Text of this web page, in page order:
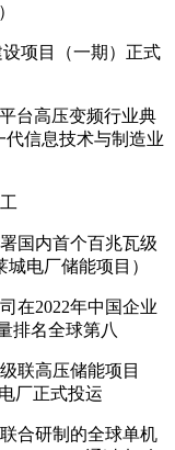
项目（一期）正式
台高压变频行业典
代信息技术与制造业
国内首个百兆瓦级
电厂储能项目）
在2022年中国企业
排名全球第八
联高压储能项目
厂正式投运
合研制的全球单机